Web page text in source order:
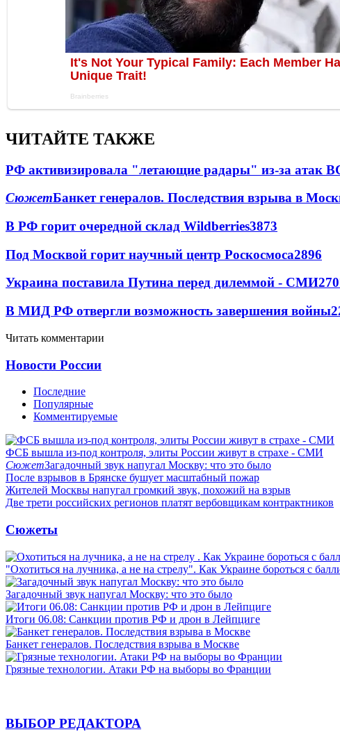
ЧИТАЙТЕ ТАКЖЕ
РФ активизировала "летающие радары" из-за атак
СюжетБанкет генералов. Последствия взрыва в
В РФ горит очередной склад Wildberries3873
Под Москвой горит научный центр Роскосмоса2896
Украина поставила Путина перед дилеммой - СМИ
В МИД РФ отвергли возможность завершения войны
Читать комментарии
Новости России
Последние
Популярные
Комментируемые
ФСБ вышла из-под контроля, элиты России живут в страхе - СМИ
СюжетЗагадочный звук напугал Москву: что это было
После взрывов в Брянске бушует масштабный пожар
Жителей Москвы напугал громкий звук, похожий на взрыв
Две трети российских регионов платят вербовщикам контрактников
Сюжеты
"Охотиться на лучника, а не на стрелу". Как Украине бороться с
Загадочный звук напугал Москву: что это было
Итоги 06.08: Санкции против РФ и дрон в Лейпциге
Банкет генералов. Последствия взрыва в Москве
Грязные технологии. Атаки РФ на выборы во Франции
ВЫБОР РЕДАКТОРА